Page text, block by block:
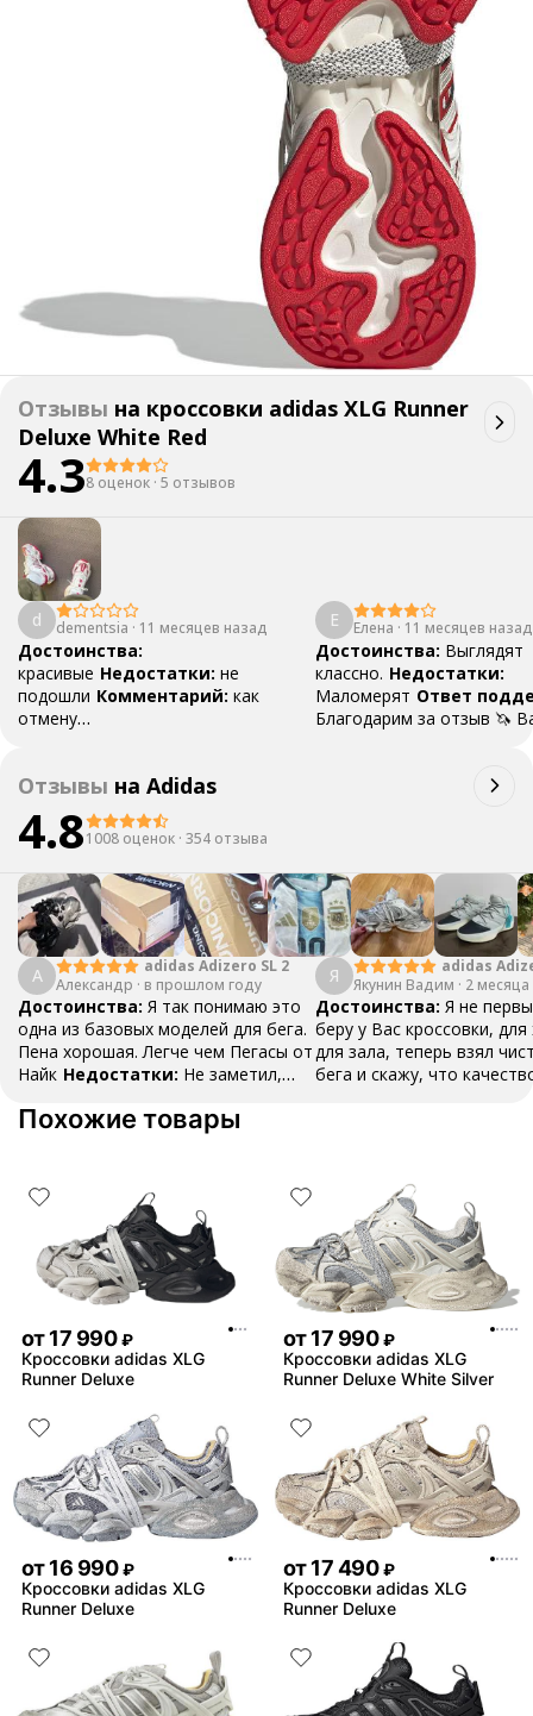
Отзывы на кроссовки adidas XLG Runner
Deluxe White Red
4.38 оценок · 5 отзывов
d dementsia · 11 месяцев назад
Достоинства:
красивые Недостатки: не
подошли Комментарий: как
отмену
обратная связь поможет
покупателям сделать правильный
выбор🦄 Если товар не подошел,
мы рады помочь с его реализацией
через наш сервис! Напишите в
поддержку @unicorn_go_bot,
оператор расскажет вам
подробнее об услуге реализации
Е Елена · 11 месяцев назад
Достоинства: Выглядят
классно. Недостатки:
Маломерят Ответ
Благодарим за отзыв 🦄
выбор! Если у вас
услугой повторной
Пишите в
оператор расскажет
ответит на все вопросы
Отзывы на Adidas
4.81008 оценок · 354 отзыва
А
adidas Adizero SL 2
Александр · в прошлом году
Достоинства: Я так понимаю это
одна из базовых моделей для бега.
Пена хорошая. Легче чем Пегасы от
Найк Недостатки: Не заметил,
Тренируюсь две недели, ничего не
Я
adidas
Boston 13
Якунин Вадим · 2
Достоинства: Я не
беру у Вас кроссовки,
для зала, теперь взял
бега и скажу, что
Похожие товары
от17 990 ₽
Кроссовки adidas XLG
Runner Deluxe
от17 990 ₽
Кроссовки adidas XLG
Runner Deluxe White Silver
от16 990 ₽
Кроссовки adidas XLG
Runner Deluxe
от17 490 ₽
Кроссовки adidas XLG
Runner Deluxe